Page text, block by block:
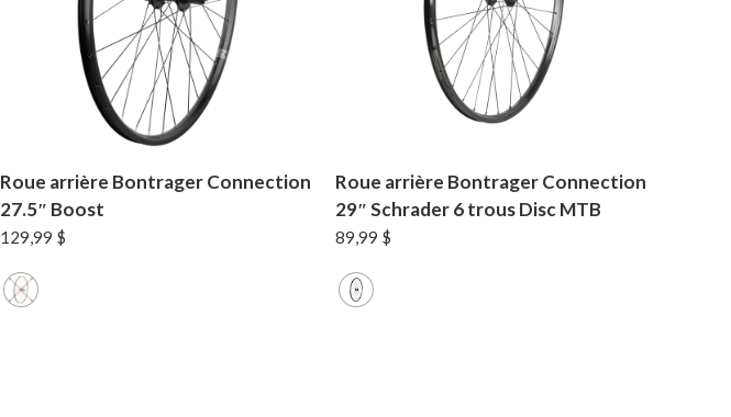
Roue arrière Bontrager Connection
27.5″ Boost
129,99 $
Roue arrière Bontrager Connection
29″ Schrader 6 trous Disc MTB
89,99 $